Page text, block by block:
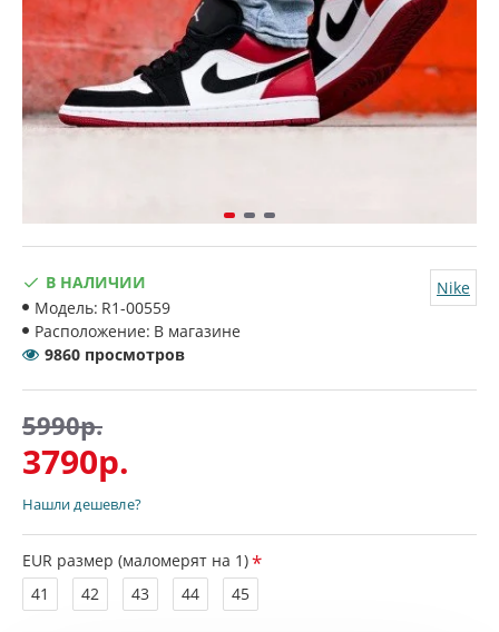
3790р.
5990р.
В НАЛИЧИИ
Модель: R1-00559
Расположение: В магазине
Nike
9860 просмотров
EUR размер (маломерят на 1)
41
42 43 44 45
Нашли дешевле?